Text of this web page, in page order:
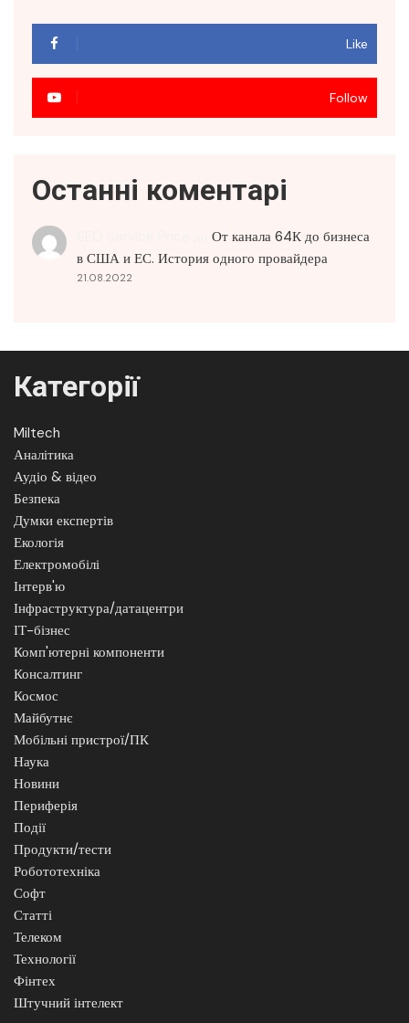
Like
Follow
Останні коментарі
От канала 64К до бизнеса
в США и ЕС. История одного провайдера
21.08.2022
Категорії
Miltech
Аналітика
Аудіо & відео
Безпека
Думки експертів
Екологія
Електромобілі
Інтерв'ю
Інфраструктура/датацентри
ІТ-бізнес
Комп'ютерні компоненти
Консалтинг
Космос
Майбутнє
Мобільні пристрої/ПК
Наука
Новини
Периферія
Події
Продукти/тести
Робототехніка
Софт
Статті
Телеком
Технології
Фінтех
Штучний інтелект